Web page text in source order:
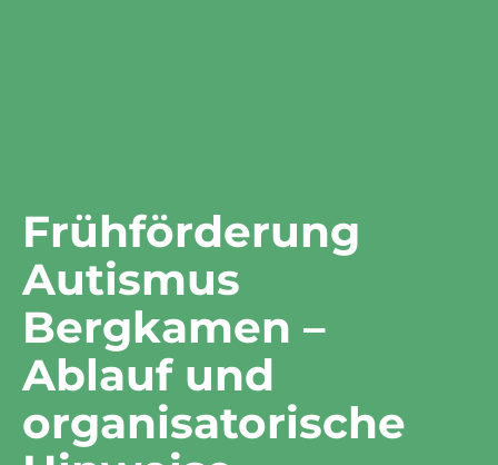
Frühförderung
Autismus
Bergkamen –
Ablauf und
organisatorische